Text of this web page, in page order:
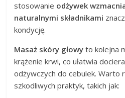
stosowanie odżywek
naturalnymi składnikami
kondycję.
Masaż skóry głowy to kolejna
krążenie krwi, co ułatwia
odżywczych do cebulek. Warto
szkodliwych praktyk, takich jak: